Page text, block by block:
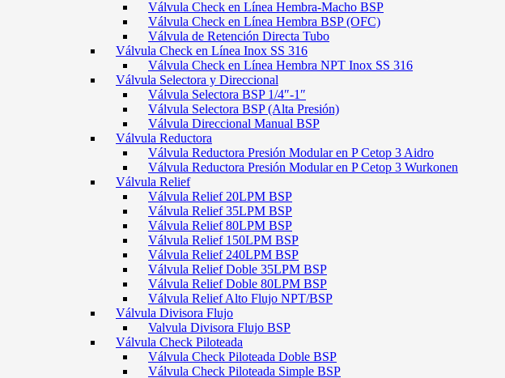
Válvula Check en Línea Hembra-Macho BSP
Válvula Check en Línea Hembra BSP (OFC)
Válvula de Retención Directa Tubo
Válvula Check en Línea Inox SS 316
Válvula Check en Línea Hembra NPT Inox SS 316
Válvula Selectora y Direccional
Válvula Selectora BSP 1/4″-1″
Válvula Selectora BSP (Alta Presión)
Válvula Direccional Manual BSP
Válvula Reductora
Válvula Reductora Presión Modular en P Cetop 3 Aidro
Válvula Reductora Presión Modular en P Cetop 3 Wurkonen
Válvula Relief
Válvula Relief 20LPM BSP
Válvula Relief 35LPM BSP
Válvula Relief 80LPM BSP
Válvula Relief 150LPM BSP
Válvula Relief 240LPM BSP
Válvula Relief Doble 35LPM BSP
Válvula Relief Doble 80LPM BSP
Válvula Relief Alto Flujo NPT/BSP
Válvula Divisora Flujo
Valvula Divisora Flujo BSP
Válvula Check Piloteada
Válvula Check Piloteada Doble BSP
Válvula Check Piloteada Simple BSP